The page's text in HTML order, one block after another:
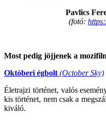
Pavlics
(fotó:
Most pedig jöjjenek a
Októberi égbolt (October Sky)
Életrajzi történet, valós
kis történet, nem csak a
kiváló.